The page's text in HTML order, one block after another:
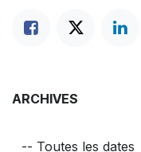
ARCHIVES